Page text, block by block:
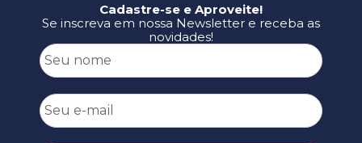
Cadastre-se e Aproveite!
Se inscreva em nossa Newsletter e receba as
novidades!